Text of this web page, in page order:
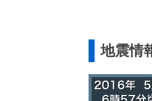
地震情